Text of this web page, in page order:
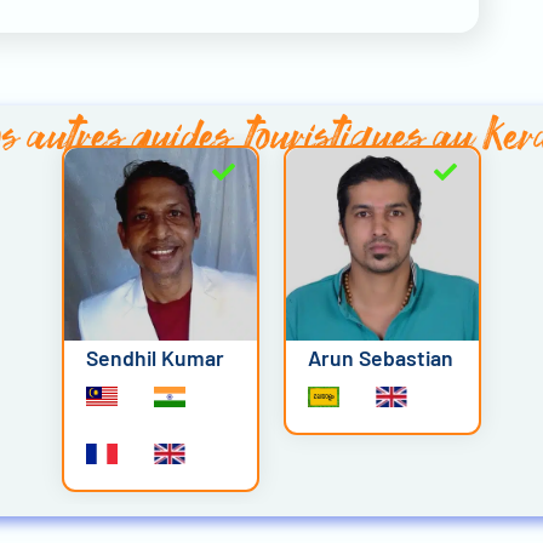
autresguides touristiques au
Sendhil Kumar Arun Sebastian